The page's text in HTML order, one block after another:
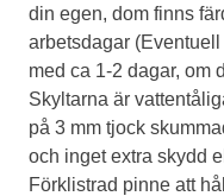
din egen, dom finns
arbetsdagar
med ca 1-2 dagar, om
Skyltarna är
på 3 mm tjock
och inget extra skydd
Förklistrad pinne att